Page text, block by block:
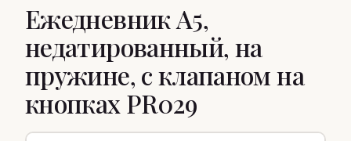
Ежедневник А5,
недатированный, на
пружине, с клапаном на
кнопках PR029